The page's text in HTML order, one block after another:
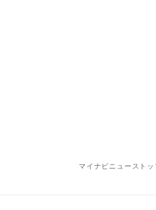
マイナビニューストッ